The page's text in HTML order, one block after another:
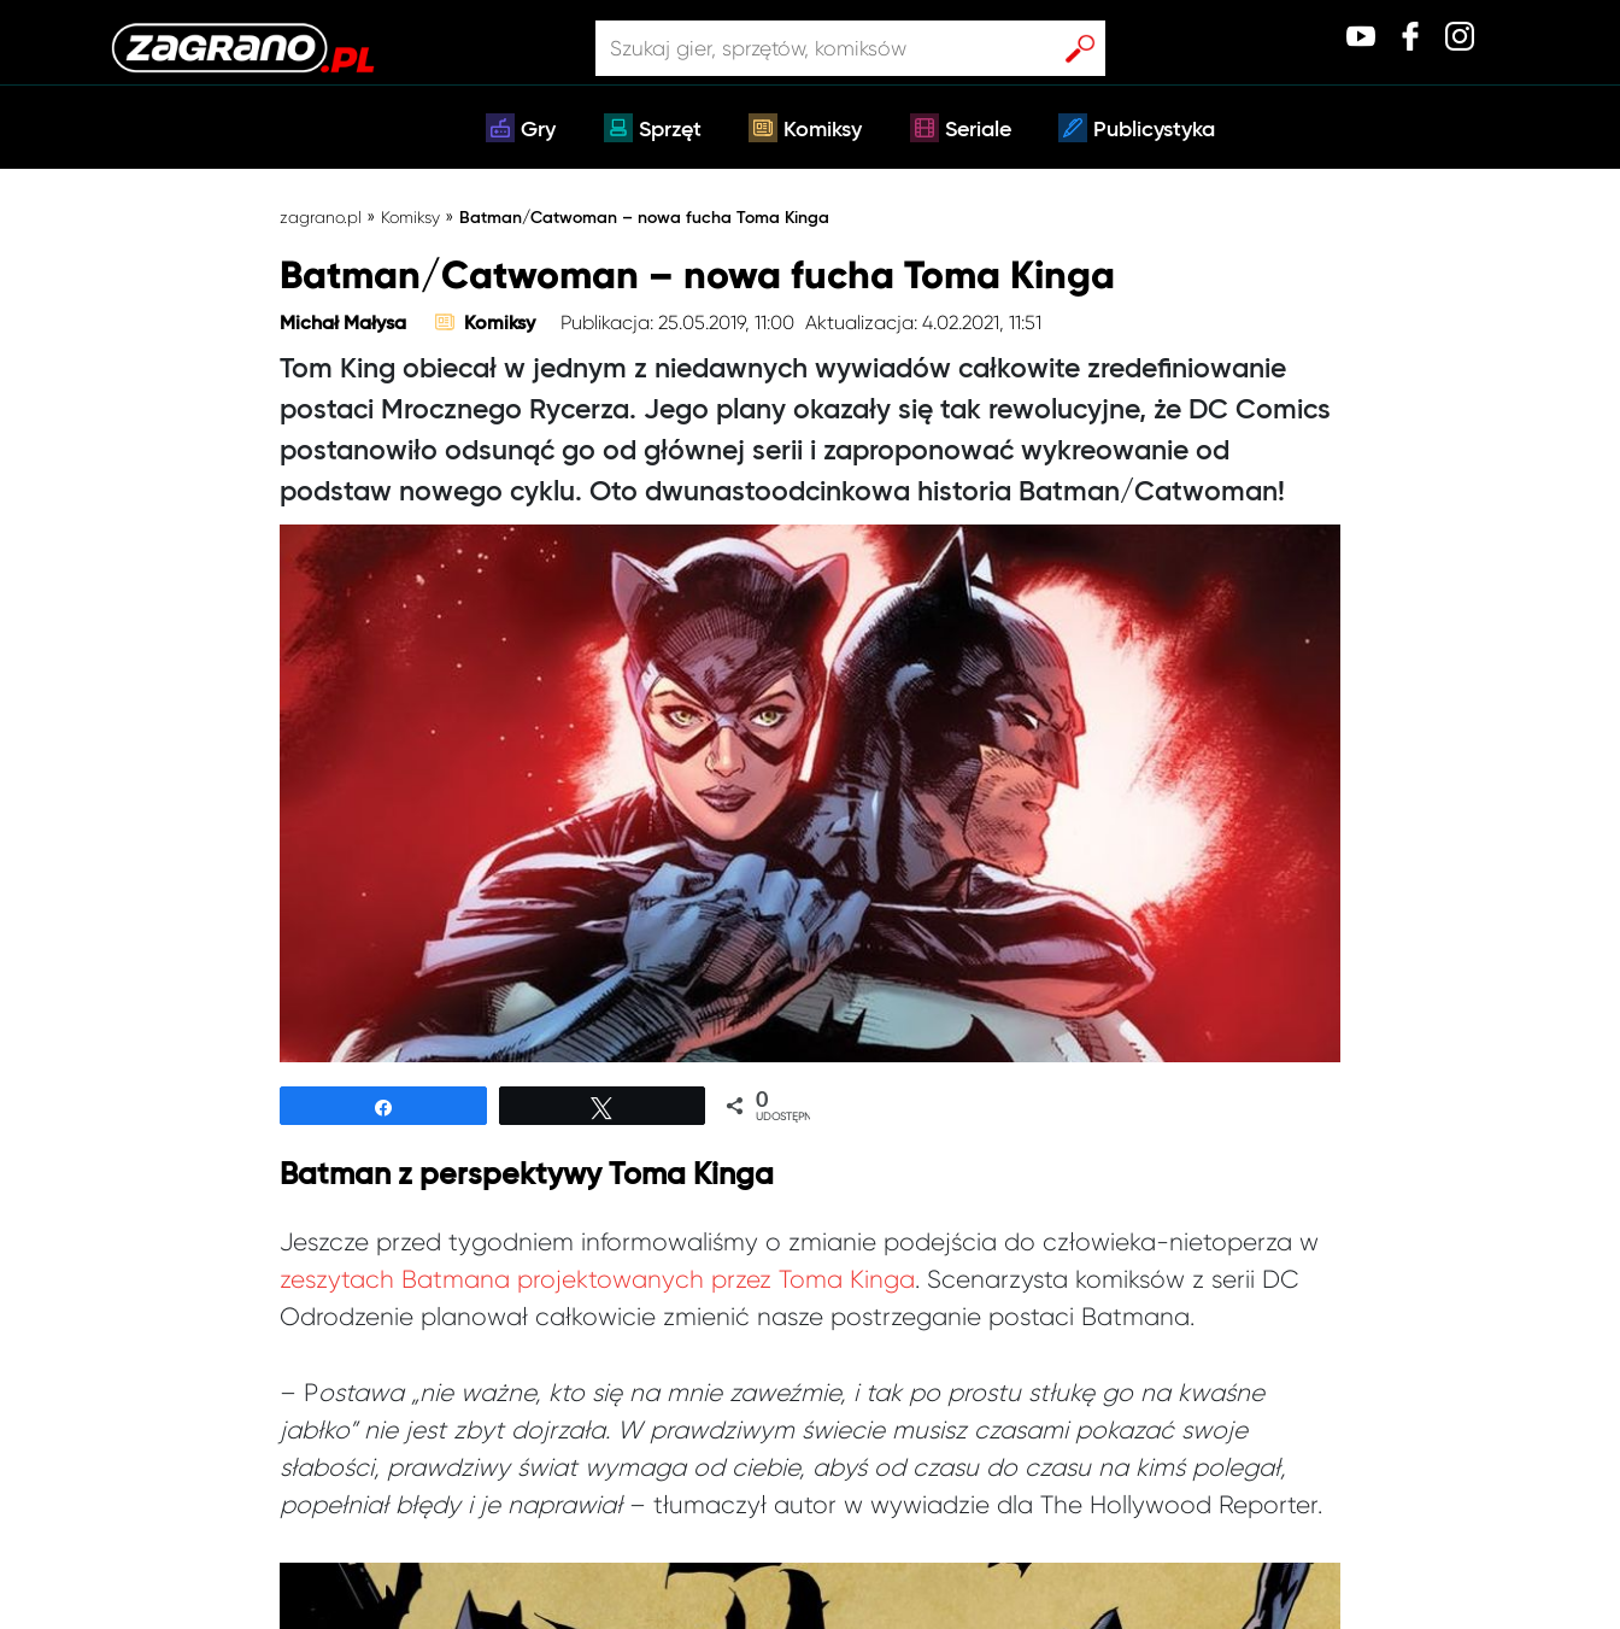
Gry Sprzęt Komiksy Seriale Publicystyka
zagrano.pl » Komiksy » Batman/Catwoman – nowa fucha Toma Kinga
Batman/Catwoman – nowa fucha Toma Kinga
Michał Małysa Komiksy Publikacja: 25.05.2019, 11:00 Aktualizacja: 4.02.2021, 11:51
Tom King obiecał w jednym z niedawnych wywiadów całkowite zredefiniowanie
postaci Mrocznego Rycerza. Jego plany okazały się tak rewolucyjne, że DC Comics
postanowiło odsunąć go od głównej serii i zaproponować wykreowanie od
podstaw nowego cyklu. Oto dwunastoodcinkowa historia Batman/Catwoman!
0
UDOSTĘPNIEŃ
Batman z perspektywy Toma Kinga
Jeszcze przed tygodniem informowaliśmy o zmianie podejścia do człowieka-nietoperza w
zeszytach Batmana projektowanych przez Toma Kinga. Scenarzysta komiksów z serii DC
Odrodzenie planował całkowicie zmienić nasze postrzeganie postaci Batmana.
– Postawa „nie ważne, kto się na mnie zaweźmie, i tak po prostu stłukę go na kwaśne
jabłko” nie jest zbyt dojrzała. W prawdziwym świecie musisz czasami pokazać swoje
słabości, prawdziwy świat wymaga od ciebie, abyś od czasu do czasu na kimś polegał,
popełniał błędy i je naprawiał– tłumaczył autor w wywiadzie dla The Hollywood Reporter.